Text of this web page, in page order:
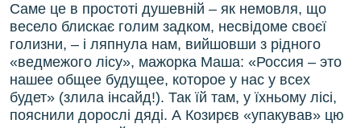
Саме це в простоті душевній – як немовля, що
весело блискає голим задком, несвідоме своєї
голизни, – і ляпнула нам, вийшовши з рідного
«ведмежого лісу», мажорка Маша: «Россия – это
нашее общее будущее, которое у нас у всех
будет» (злила інсайд!). Так їй там, у їхньому лісі,
пояснили дорослі дяді. А Козирєв «упакував» цю